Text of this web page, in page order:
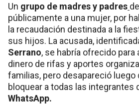
Un grupo de madres y padres
públicamente a una mujer, por
la recaudación destinada a la
sus hijos. La acusada,
Serrano, se habría ofrecido para
dinero de rifas y aportes
familias, pero desapareció luego
bloquear a todas las integrantes
WhatsApp.